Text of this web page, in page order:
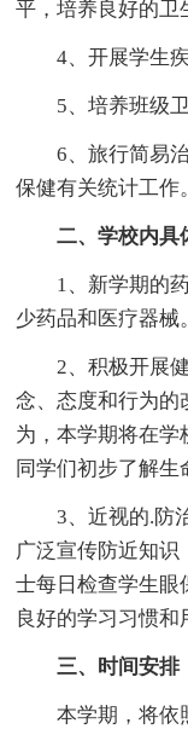
平，培养良好的卫
4、开展学生疾
5、培养班级卫
6、旅行简易治
保健有关统计工作。
二、学校内具
1、新学期的药
少药品和医疗器械。
2、积极开展健
念、态度和行为的
为，本学期将在学
同学们初步了解生
3、近视的.防治
广泛宣传防近知识
士每日检查学生眼
良好的学习习惯和
三、时间安排
本学期，将依照